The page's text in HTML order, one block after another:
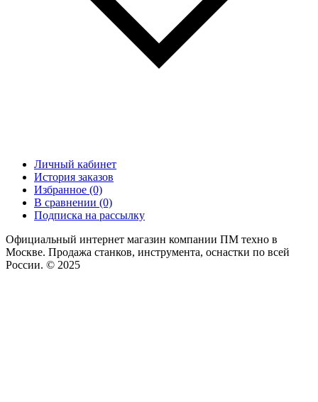
Личный кабинет
История заказов
Избранное (0)
В сравнении (0)
Подписка на рассылку
Официальный интернет магазин компании ПМ техно в
Москве. Продажа станков, инструмента, оснастки по всей
России. © 2025